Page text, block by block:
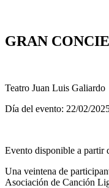
GRAN
Teatro Juan Luis Galiardo
Día del evento: 22/02/
Evento disponible a partir
Una veintena de
Asociación de Canción